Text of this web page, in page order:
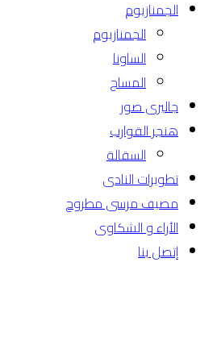
الجمنازيوم
الجمنازيوم
الساونا
المساج
جاليرى صور
هنجر القوارب
السقالة
تطويرات النادى
مصيف مرسى مطروح
الأراء و الشكاوى
إتصل بنا